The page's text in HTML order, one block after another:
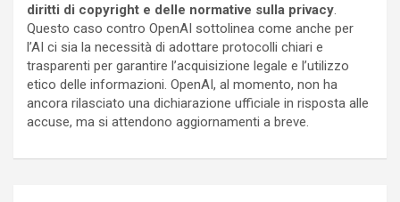
diritti di copyright e delle normative sulla privacy.
Questo caso contro OpenAI sottolinea come anche per
l’AI ci sia la necessità di adottare protocolli chiari e
trasparenti per garantire l’acquisizione legale e l’utilizzo
etico delle informazioni. OpenAI, al momento, non ha
ancora rilasciato una dichiarazione ufficiale in risposta alle
accuse, ma si attendono aggiornamenti a breve.